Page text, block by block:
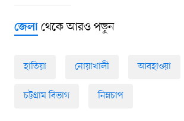
জেলাথেকে আরও পড়ুন
হাতিয়া নোয়াখালী আবহাওয়া
চট্টগ্রাম বিভাগ নিম্নচাপ